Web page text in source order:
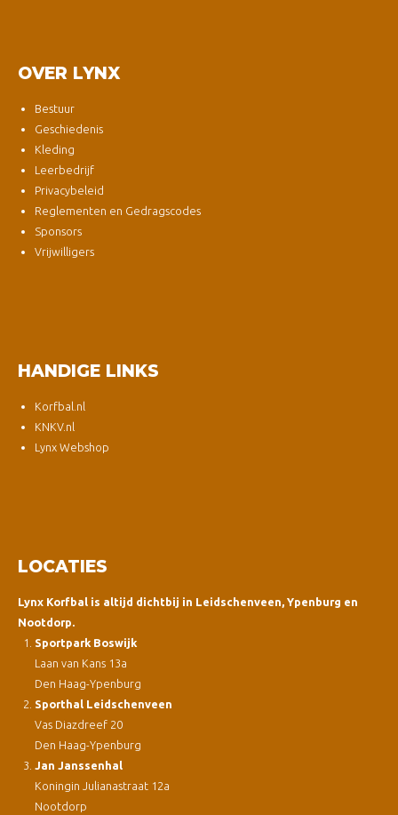
OVER LYNX
Bestuur
Geschiedenis
Kleding
Leerbedrijf
Privacybeleid
Reglementen en Gedragscodes
Sponsors
Vrijwilligers
HANDIGE LINKS
Korfbal.nl
KNKV.nl
Lynx Webshop
LOCATIES
Lynx Korfbal is altijd dichtbij in Leidschenveen, Ypenburg en
Nootdorp.
Sportpark Boswijk
Laan van Kans 13a
Den Haag-Ypenburg
Sporthal Leidschenveen
Vas Diazdreef 20
Den Haag-Ypenburg
Jan Janssenhal
Koningin Julianastraat 12a
Nootdorp